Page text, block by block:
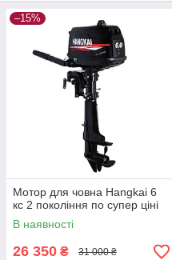
–15%
Мотор для човна Hangkai 6
кс 2 покоління по супер ціні
В наявності
26 350 ₴ 31 000 ₴